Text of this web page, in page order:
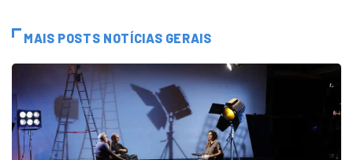
MAIS POSTS NOTÍCIAS GERAIS